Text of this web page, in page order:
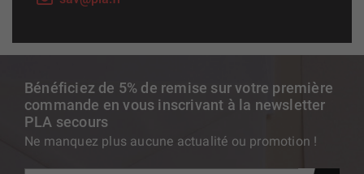
Bénéficiez de 5% de remise sur votre première
commande en vous inscrivant à la newsletter
PLA secours
Ne manquez plus aucune actualité ou promotion !